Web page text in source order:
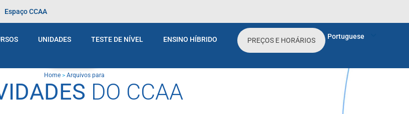
Espaço CCAA
UNIDADES TESTE DE NÍVEL ENSINO HÍBRIDO PREÇOS E HORÁRIOS Portuguese
Home > Arquivos para
DO CCAA